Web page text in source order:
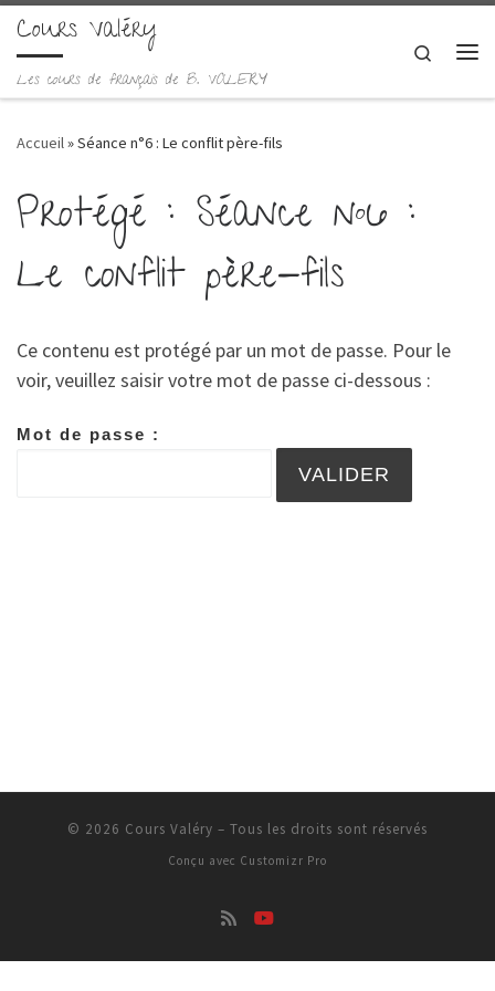
Skip to content
Cours Valéry
Les cours de français de B. VALERY
Search
Accueil»Séance n°6 : Le conflit père-fils
Protégé : Séance n°6 :
Le conflit père-fils
Ce contenu est protégé par un mot de passe. Pour le
voir, veuillez saisir votre mot de passe ci-dessous :
Mot de passe :
© 2026 Cours Valéry – Tous les droits sont réservés
Conçu avec Customizr Pro